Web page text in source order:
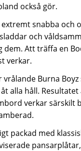
också gör.
snabba och
och
Att träffa en
verkar.
Burna
alla håll.
verkar särskilt
packad med